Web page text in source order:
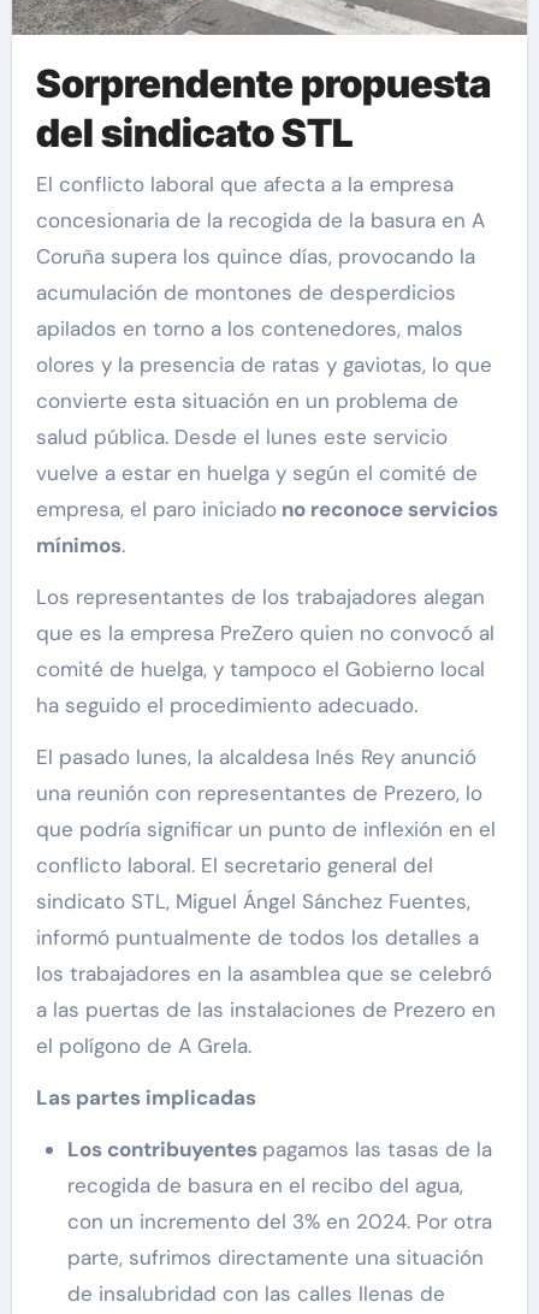
Sorprendente propuesta
del sindicato STL
El conflicto laboral que afecta a la empresa
concesionaria de la recogida de la basura en A
Coruña supera los quince días, provocando la
acumulación de montones de desperdicios
apilados en torno a los contenedores, malos
olores y la presencia de ratas y gaviotas, lo que
convierte esta situación en un problema de
salud pública. Desde el lunes este servicio
vuelve a estar en huelga y según el comité de
empresa, el paro iniciadono reconoce servicios
mínimos.
Los representantes de los trabajadores alegan
que es la empresa PreZero quien no convocó al
comité de huelga, y tampoco el Gobierno local
ha seguido el procedimiento adecuado.
El pasado lunes, la alcaldesa Inés Rey anunció
una reunión con representantes de Prezero, lo
que podría significar un punto de inflexión en el
conflicto laboral. El secretario general del
sindicato STL, Miguel Ángel Sánchez Fuentes,
informó puntualmente de todos los detalles a
los trabajadores en la asamblea que se celebró
a las puertas de las instalaciones de Prezero en
el polígono de A Grela.
Las partes implicadas
Los contribuyentes pagamos las tasas de la
recogida de basura en el recibo del agua,
con un incremento del 3% en 2024. Por otra
parte, sufrimos directamente una situación
de insalubridad con las calles llenas de